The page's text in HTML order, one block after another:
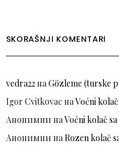
SKORAŠNJI KOMENTARI
vedra22наGözleme (turske
Igor Cvitkovac наVoćni
Анонимни наVoćni kolač
Анонимни наRozen kolač